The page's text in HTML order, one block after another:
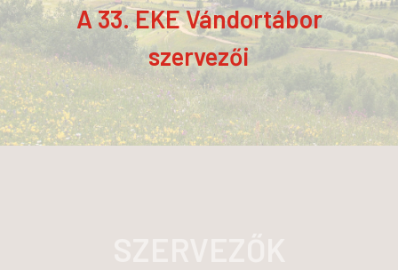
A 33. EKE Vándortábor
szervezői